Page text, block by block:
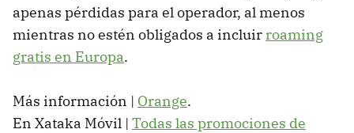
apenas pérdidas para el operador, al menos
mientras no estén obligados a incluir roaming
gratis en Europa.
Más información | Orange.
En Xataka Móvil | Todas las promociones de